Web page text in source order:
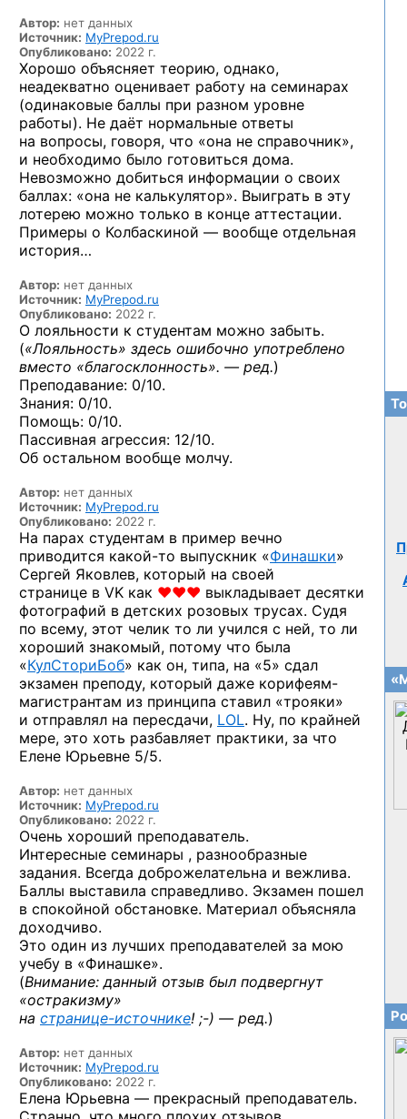
Автор: нет данных
Источник: MyPrepod.ru
Опубликовано: 2022 г.
Хорошо объясняет теорию, однако,
неадекватно оценивает работу на семинарах
(одинаковые баллы при разном уровне
работы). Не даёт нормальные ответы
на вопросы, говоря, что «она не справочник»,
и необходимо было готовиться дома.
Невозможно добиться информации о своих
баллах: «она не калькулятор». Выиграть в эту
лотерею можно только в конце аттестации.
Примеры о Колбаскиной — вообще отдельная
история…
Автор: нет данных
Источник: MyPrepod.ru
Опубликовано: 2022 г.
О лояльности к студентам можно забыть.
(«Лояльность» здесь ошибочно употреблено
вместо «благосклонность». — ред.)
Преподавание: 0/10.
Знания: 0/10.
Помощь: 0/10.
Пассивная агрессия: 12/10.
Об остальном вообще молчу.
Автор: нет данных
Источник: MyPrepod.ru
Опубликовано: 2022 г.
На парах студентам в пример вечно
приводится какой-то выпускник «Финашки»
Сергей Яковлев, который на своей
странице в VK как ❤❤❤ выкладывает десятки
фотографий в детских розовых трусах. Судя
по всему, этот челик то ли учился с ней, то ли
хороший знакомый, потому что была
«КулСториБоб» как он, типа, на «5» сдал
экзамен преподу, который даже корифеям-
магистрантам из принципа ставил «трояки»
и отправлял на пересдачи, LOL. Ну, по крайней
мере, это хоть разбавляет практики, за что
Елене Юрьевне 5/5.
Автор: нет данных
Источник: MyPrepod.ru
Опубликовано: 2022 г.
Очень хороший преподаватель.
Интересные семинары , разнообразные
задания. Всегда доброжелательна и вежлива.
Баллы выставила справедливо. Экзамен пошел
в спокойной обстановке. Материал объясняла
доходчиво.
Это один из лучших преподавателей за мою
учебу в «Финашке».
(Внимание: данный отзыв был подвергнут
«остракизму»
на странице-источнике! ;-) — ред.)
Автор: нет данных
Источник: MyPrepod.ru
Опубликовано: 2022 г.
Елена Юрьевна — прекрасный преподаватель.